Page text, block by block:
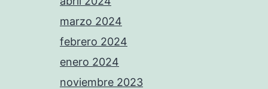
marzo 2024
febrero 2024
enero 2024
noviembre 2023